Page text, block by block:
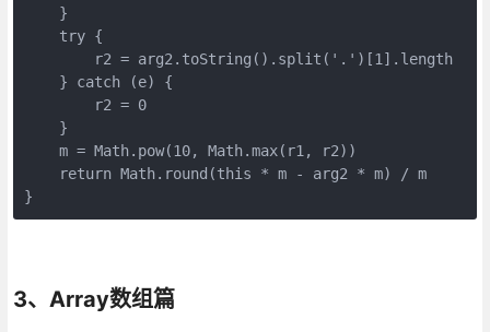
    }
    try {
        r2 = arg2.toString().split('.')[1].length
    } catch (e) {
        r2 = 0
    }
    m = Math.pow(10, Math.max(r1, r2))
    return Math.round(this * m - arg2 * m) / m
}
3、Array数组篇